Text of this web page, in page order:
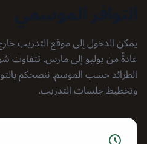
يمكن الدخول إلى موقع التدريب خارج
عادةً من يوليو إلى مارس. تتفاوت
الطرائد حسب الموسم. ننصحكم
وتخطيط جلسات التدريب.